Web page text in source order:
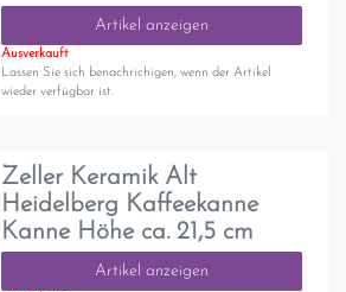
Artikel anzeigen
Ausverkauft
Lassen Sie sich benachrichigen, wenn der Artikel
wieder verfügbar ist.
Zeller Keramik Alt
Heidelberg Kaffeekanne
Kanne Höhe ca. 21,5 cm
Artikel anzeigen